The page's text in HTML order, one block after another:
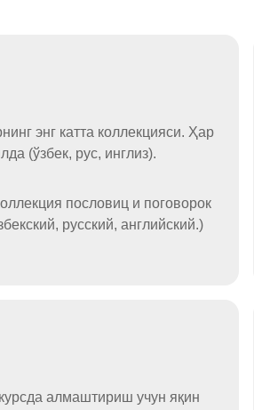
энг катта коллекцияси. Ҳар
(ўзбек, рус, инглиз).
пословиц и поговорок
русский, английский.)
алмаштириш учун яқин